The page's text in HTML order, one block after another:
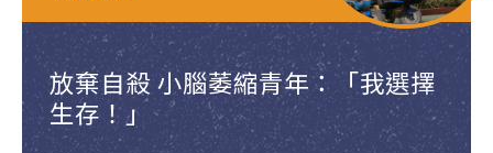
放棄自殺 小腦萎縮青年：「我選擇
生存！」